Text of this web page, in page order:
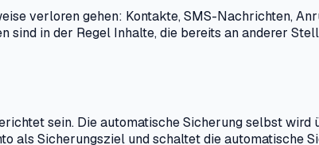
verloren gehen: Kontakte, SMS-Nachrichten,
in der Regel Inhalte, die bereits an anderer
sein. Die automatische Sicherung selbst
als Sicherungsziel und schaltet die automatische